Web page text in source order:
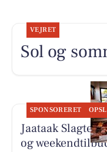
VEJRET
Sol og
SPONSORERET
Jaataak
og